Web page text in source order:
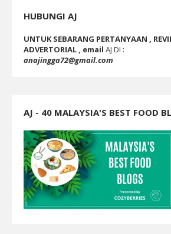
HUBUNGI AJ
UNTUK SEBARANG PERTANYAAN ,
ADVERTORIAL , email AJ DI :
anajingga72@gmail.com
AJ - 40 MALAYSIA'S BEST FOOD